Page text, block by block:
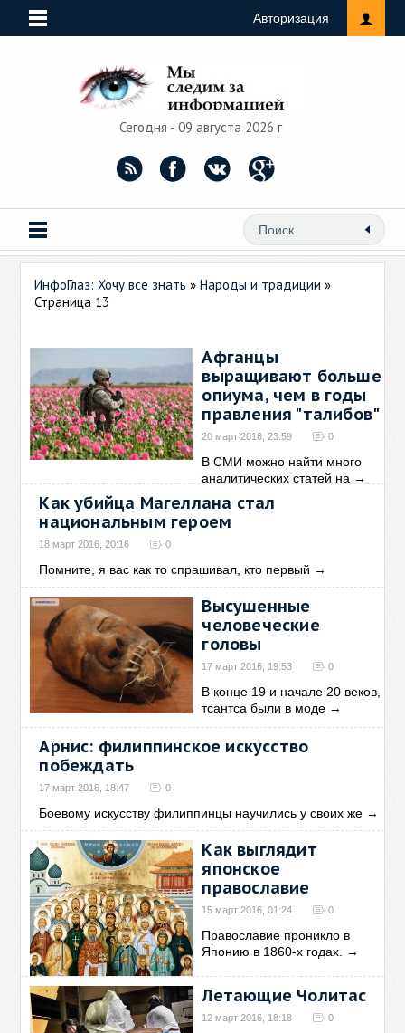
Авторизация
Сегодня - 09 августа 2026 г
ИнфоГлаз: Хочу все знать »Народы и традиции »
Страница 13
Афганцы
выращивают больше
опиума, чем в годы
правления "талибов"
20 март 2016, 23:59 0
В СМИ можно найти много
аналитических статей на →
Как убийца Магеллана стал
национальным героем
18 март 2016, 20:16 0
Помните, я вас как то спрашивал, кто первый →
Высушенные
человеческие
головы
17 март 2016, 19:53 0
В конце 19 и начале 20 веков,
тсантса были в моде →
Арнис: филиппинское искусство
побеждать
17 март 2016, 18:47 0
Боевому искусству филиппинцы научились у своих же →
Как выглядит
японское
православие
15 март 2016, 01:24 0
Православие проникло в
Японию в 1860-х годах.
→
Летающие Чолитас
12 март 2016, 18:18 0